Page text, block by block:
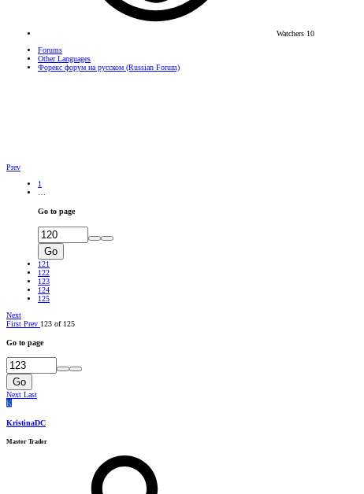
Watchers 10
Forums
Other Languages
Форекс форум на русском (Russian Forum)
Prev
1
Go to page
Go
121
122
123
124
125
Next
First Prev 123 of 125
Go to page
Go
Next Last
K
KristinaDC
Master Trader